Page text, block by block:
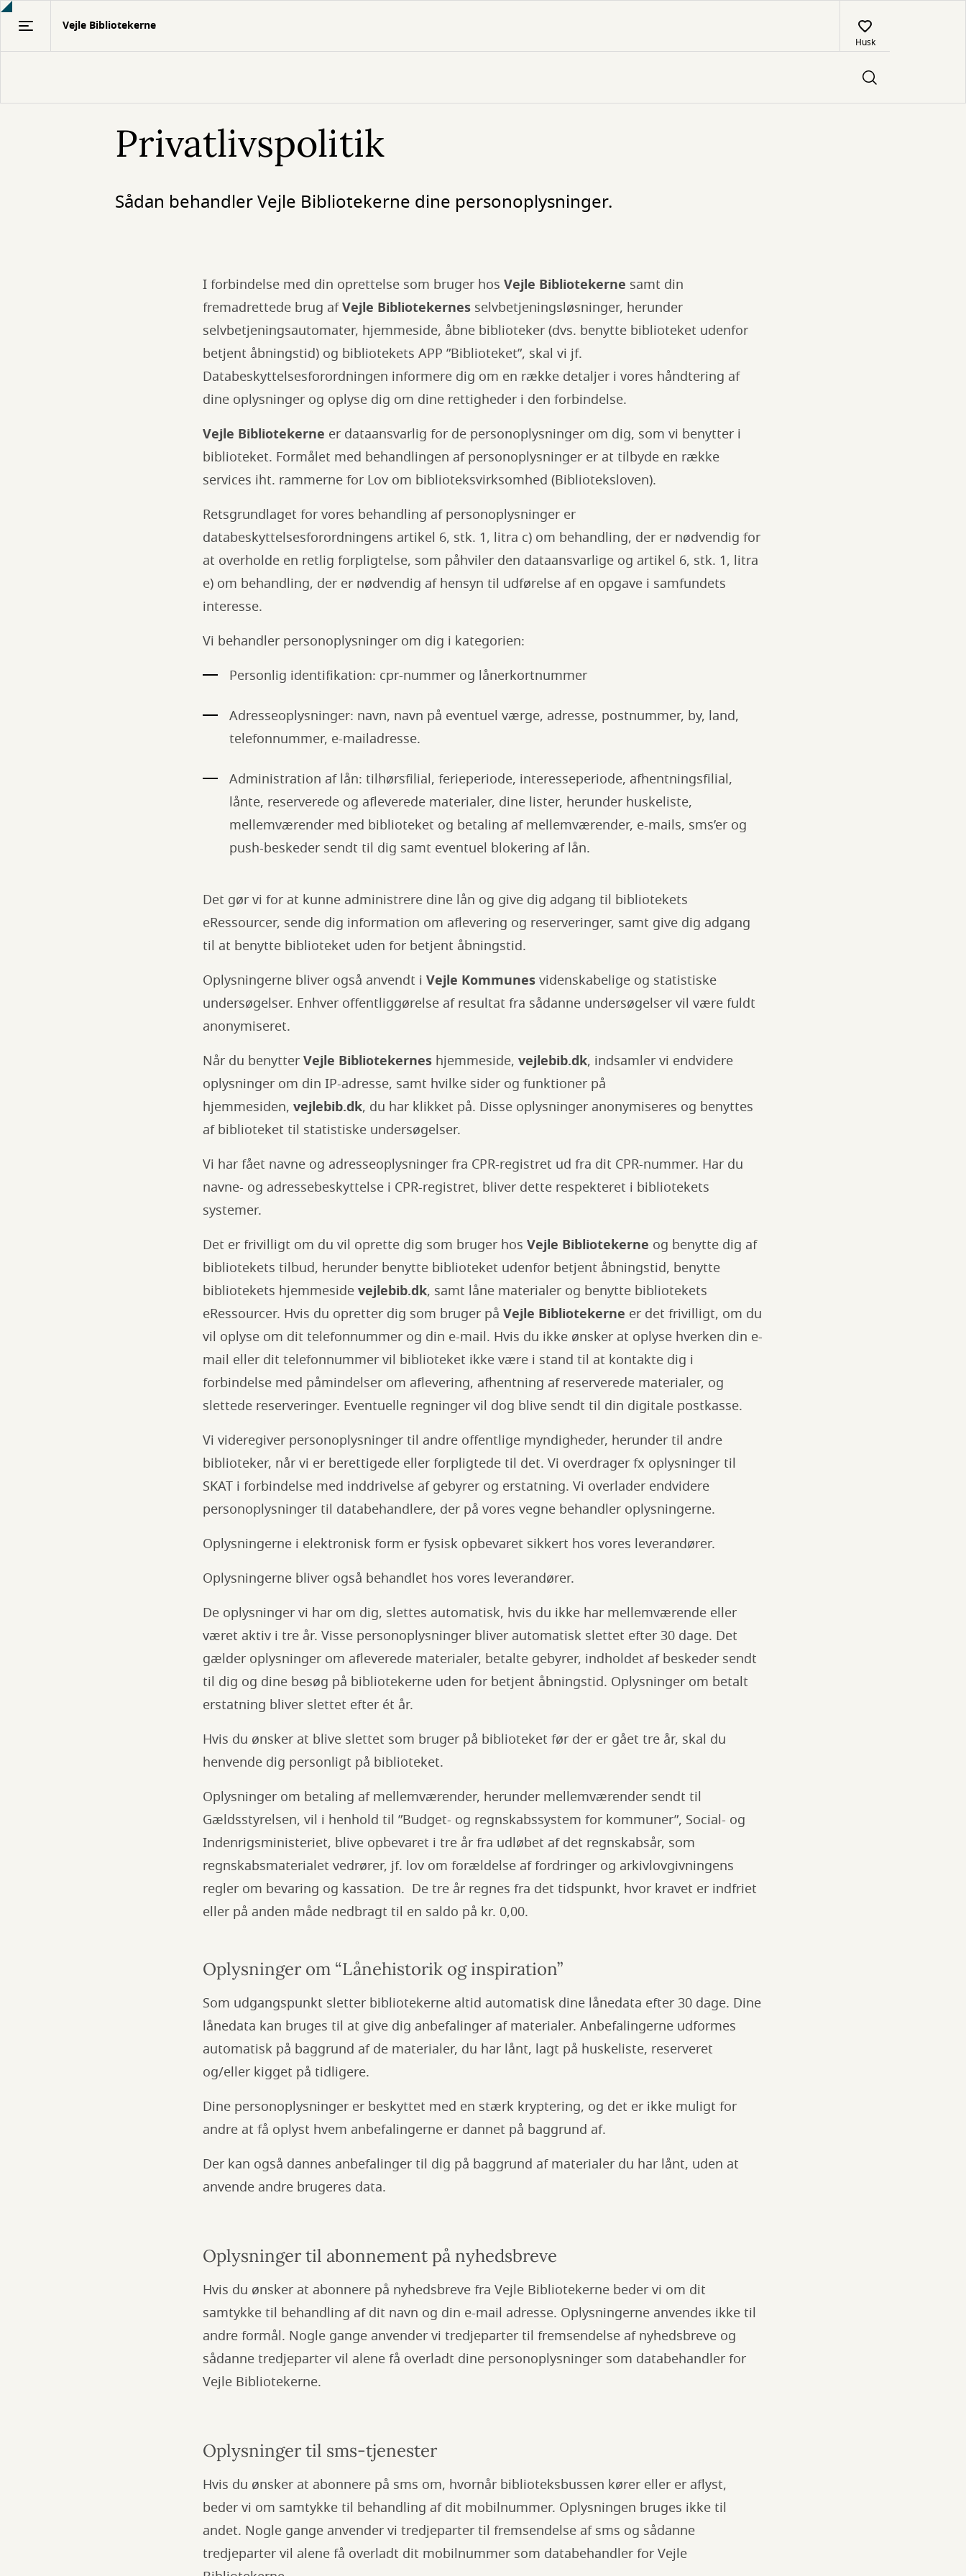
Gå
Vejle Bibliotekerne
Husk
Privatlivspolitik
Sådan behandler Vejle Bibliotekerne dine personoplysninger.
I forbindelse med din oprettelse som bruger hos Vejle Bibliotekerne samt din
fremadrettede brug afVejle Bibliotekernes selvbetjeningsløsninger, herunder
selvbetjeningsautomater, hjemmeside, åbne biblioteker (dvs. benytte biblioteket udenfor
betjent åbningstid) og bibliotekets APP ”Biblioteket”, skal vi jf.
Databeskyttelsesforordningen informere dig om en række detaljer i vores håndtering af
dine oplysninger og oplyse dig om dine rettigheder i den forbindelse.
Vejle Bibliotekerne er dataansvarlig for de personoplysninger om dig, som vi benytter i
biblioteket. Formålet med behandlingen af personoplysninger er at tilbyde en række
services iht. rammerne for Lov om biblioteksvirksomhed (Biblioteksloven).
Retsgrundlaget for vores behandling af personoplysninger er
databeskyttelsesforordningens artikel 6, stk. 1, litra c) om behandling, der er nødvendig for
at overholde en retlig forpligtelse, som påhviler den dataansvarlige og artikel 6, stk. 1, litra
e) om behandling, der er nødvendig af hensyn til udførelse af en opgave i samfundets
interesse.
Vi behandler personoplysninger om dig i kategorien:
Personlig identifikation: cpr-nummer og lånerkortnummer
Adresseoplysninger: navn, navn på eventuel værge, adresse, postnummer, by, land,
telefonnummer, e-mailadresse.
Administration af lån: tilhørsfilial, ferieperiode, interesseperiode, afhentningsfilial,
lånte, reserverede og afleverede materialer, dine lister, herunder huskeliste,
mellemværender med biblioteket og betaling af mellemværender, e-mails, sms’er og
push-beskeder sendt til dig samt eventuel blokering af lån.
Det gør vi for at kunne administrere dine lån og give dig adgang til bibliotekets
eRessourcer, sende dig information om aflevering og reserveringer, samt give dig adgang
til at benytte biblioteket uden for betjent åbningstid.
Oplysningerne bliver også anvendt i Vejle Kommunesvidenskabelige og statistiske
undersøgelser. Enhver offentliggørelse af resultat fra sådanne undersøgelser vil være fuldt
anonymiseret.
Når du benytterVejle Bibliotekernes hjemmeside, vejlebib.dk, indsamler vi endvidere
oplysninger om din IP-adresse, samt hvilke sider og funktioner på
hjemmesiden, vejlebib.dk, du har klikket på. Disse oplysninger anonymiseres og benyttes
af biblioteket til statistiske undersøgelser.
Vi har fået navne og adresseoplysninger fra CPR-registret ud fra dit CPR-nummer. Har du
navne- og adressebeskyttelse i CPR-registret, bliver dette respekteret i bibliotekets
systemer.
Det er frivilligt om du vil oprette dig som bruger hos Vejle Bibliotekerne og benytte dig af
bibliotekets tilbud, herunder benytte biblioteket udenfor betjent åbningstid, benytte
bibliotekets hjemmesidevejlebib.dk, samt låne materialer og benytte bibliotekets
eRessourcer. Hvis du opretter dig som bruger på Vejle Bibliotekerne er det frivilligt, om du
vil oplyse om dit telefonnummer og din e-mail. Hvis du ikke ønsker at oplyse hverken din e-
mail eller dit telefonnummer vil biblioteket ikke være i stand til at kontakte dig i
forbindelse med påmindelser om aflevering, afhentning af reserverede materialer, og
slettede reserveringer. Eventuelle regninger vil dog blive sendt til din digitale postkasse.
Vi videregiver personoplysninger til andre offentlige myndigheder, herunder til andre
biblioteker, når vi er berettigede eller forpligtede til det. Vi overdrager fx oplysninger til
SKAT i forbindelse med inddrivelse af gebyrer og erstatning. Vi overlader endvidere
personoplysninger til databehandlere, der på vores vegne behandler oplysningerne.
Oplysningerne i elektronisk form er fysisk opbevaret sikkert hos vores leverandører.
Oplysningerne bliver også behandlet hos vores leverandører.
De oplysninger vi har om dig, slettes automatisk, hvis du ikke har mellemværende eller
været aktiv i tre år. Visse personoplysninger bliver automatisk slettet efter 30 dage. Det
gælder oplysninger om afleverede materialer, betalte gebyrer, indholdet af beskeder sendt
til dig og dine besøg på bibliotekerne uden for betjent åbningstid. Oplysninger om betalt
erstatning bliver slettet efter ét år.
Hvis du ønsker at blive slettet som bruger på biblioteket før der er gået tre år, skal du
henvende dig personligt på biblioteket.
Oplysninger om betaling af mellemværender, herunder mellemværender sendt til
Gældsstyrelsen, vil i henhold til ”Budget- og regnskabssystem for kommuner”, Social- og
Indenrigsministeriet, blive opbevaret i tre år fra udløbet af det regnskabsår, som
regnskabsmaterialet vedrører, jf. lov om forældelse af fordringer og arkivlovgivningens
regler om bevaring og kassation. De tre år regnes fra det tidspunkt, hvor kravet er indfriet
eller på anden måde nedbragt til en saldo på kr. 0,00.
Oplysninger om “Lånehistorik og inspiration”
Som udgangspunkt sletter bibliotekerne altid automatisk dine lånedata efter 30 dage. Dine
lånedata kan bruges til at give dig anbefalinger af materialer. Anbefalingerne udformes
automatisk på baggrund af de materialer, du har lånt, lagt på huskeliste, reserveret
og/eller kigget på tidligere.
Dine personoplysninger er beskyttet med en stærk kryptering, og det er ikke muligt for
andre at få oplyst hvem anbefalingerne er dannet på baggrund af.
Der kan også dannes anbefalinger til dig på baggrund af materialer du har lånt, uden at
anvende andre brugeres data.
Oplysninger til abonnement på nyhedsbreve
Hvis du ønsker at abonnere på nyhedsbreve fra Vejle Bibliotekerne beder vi om dit
samtykke til behandling af dit navn og din e-mail adresse. Oplysningerne anvendes ikke til
andre formål. Nogle gange anvender vi tredjeparter til fremsendelse af nyhedsbreve og
sådanne tredjeparter vil alene få overladt dine personoplysninger som databehandler for
Vejle Bibliotekerne.
Oplysninger til sms-tjenester
Hvis du ønsker at abonnere på sms om, hvornår biblioteksbussen kører eller er aflyst,
beder vi om samtykke til behandling af dit mobilnummer. Oplysningen bruges ikke til
andet. Nogle gange anvender vi tredjeparter til fremsendelse af sms og sådanne
tredjeparter vil alene få overladt dit mobilnummer som databehandler for Vejle